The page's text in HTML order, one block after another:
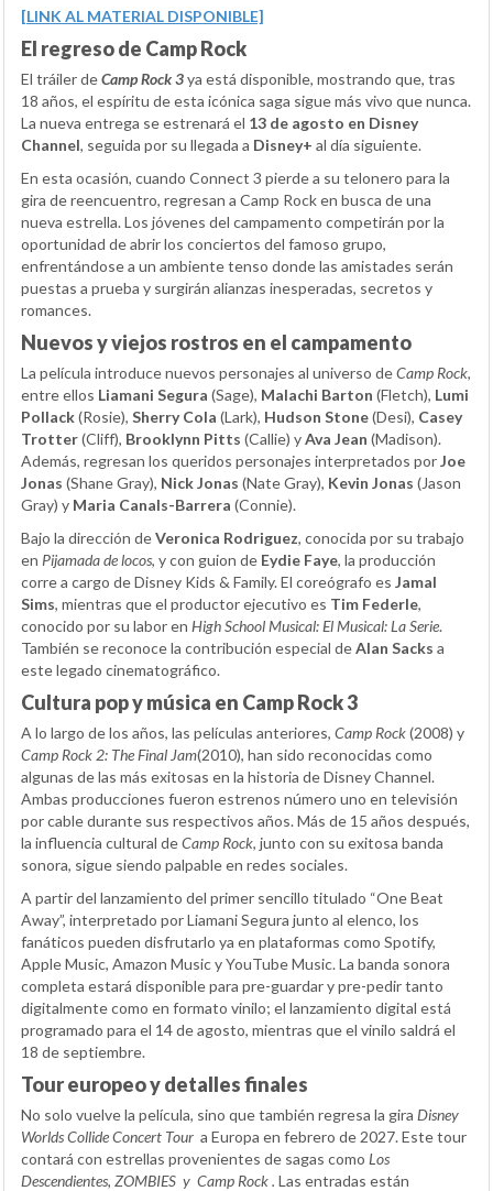
[LINK AL MATERIAL DISPONIBLE]
El regreso de Camp Rock
El tráiler deCamp Rock 3ya está disponible, mostrando que, tras
18 años, el espíritu de esta icónica saga sigue más vivo que nunca.
La nueva entrega se estrenará el 13 de agosto en Disney
Channel, seguida por su llegada a Disney+ al día siguiente.
En esta ocasión, cuando Connect 3 pierde a su telonero para la
gira de reencuentro, regresan a Camp Rock en busca de una
nueva estrella. Los jóvenes del campamento competirán por la
oportunidad de abrir los conciertos del famoso grupo,
enfrentándose a un ambiente tenso donde las amistades serán
puestas a prueba y surgirán alianzas inesperadas, secretos y
romances.
Nuevos y viejos rostros en el campamento
La película introduce nuevos personajes al universo deCamp Rock,
entre ellos Liamani Segura (Sage), Malachi Barton (Fletch), Lumi
Pollack(Rosie), Sherry Cola (Lark), Hudson Stone(Desi), Casey
Trotter(Cliff), Brooklynn Pitts (Callie) yAva Jean (Madison).
Además, regresan los queridos personajes interpretados porJoe
Jonas (Shane Gray), Nick Jonas (Nate Gray), Kevin Jonas (Jason
Gray) y Maria Canals-Barrera (Connie).
Bajo la dirección deVeronica Rodriguez, conocida por su trabajo
en Pijamada de locos, y con guion de Eydie Faye, la producción
corre a cargo de Disney Kids & Family. El coreógrafo es Jamal
Sims, mientras que el productor ejecutivo es Tim Federle,
conocido por su labor en High School Musical: El Musical: La Serie.
También se reconoce la contribución especial deAlan Sacks a
este legado cinematográfico.
Cultura pop y música en Camp Rock 3
A lo largo de los años, las películas anteriores, Camp Rock(2008) y
Camp Rock 2: The Final Jam(2010), han sido reconocidas como
algunas de las más exitosas en la historia de Disney Channel.
Ambas producciones fueron estrenos número uno en televisión
por cable durante sus respectivos años. Más de 15 años después,
la influencia cultural deCamp Rock, junto con su exitosa banda
sonora, sigue siendo palpable en redes sociales.
A partir del lanzamiento del primer sencillo titulado “One Beat
Away”, interpretado por Liamani Segura junto al elenco, los
fanáticos pueden disfrutarlo ya en plataformas como Spotify,
Apple Music, Amazon Music y YouTube Music. La banda sonora
completa estará disponible para pre-guardar y pre-pedir tanto
digitalmente como en formato vinilo; el lanzamiento digital está
programado para el 14 de agosto, mientras que el vinilo saldrá el
18 de septiembre.
Tour europeo y detalles finales
No solo vuelve la película, sino que también regresa la gira Disney
Worlds Collide Concert Tour a Europa en febrero de 2027. Este tour
contará con estrellas provenientes de sagas como Los
Descendientes, ZOMBIES y Camp Rock. Las entradas están